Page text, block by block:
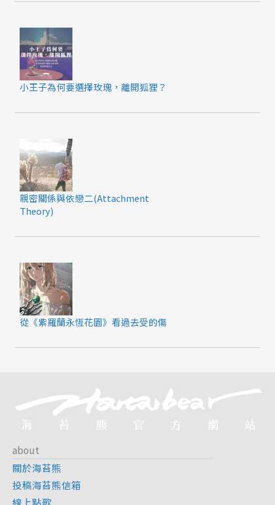
小王子為何要選擇玫瑰，離開狐狸？
親密關係與依戀二(Attachment
Theory)
從《紫羅蘭永恆花園》看過去受的傷
about
關於海苔熊
投稿海苔熊信箱
線上點歌